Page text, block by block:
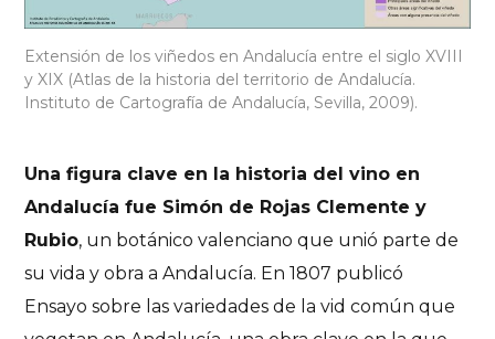
Extensión de los viñedos en Andalucía entre el siglo XVIII
y XIX (Atlas de la historia del territorio de Andalucía.
Instituto de Cartografía de Andalucía, Sevilla, 2009).
Una figura clave en la historia del vino en
Andalucía fue Simón de Rojas Clemente y
Rubio, un botánico valenciano que unió parte de
su vida y obra a Andalucía. En 1807 publicó
Ensayo sobre las variedades de la vid común que